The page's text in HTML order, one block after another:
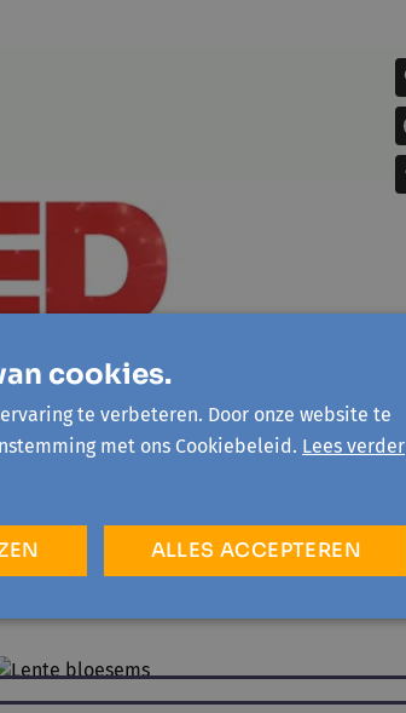
cookies.
te verbeteren. Door onze website te
met ons Cookiebeleid. Lees verder
ALLES ACCEPTEREN